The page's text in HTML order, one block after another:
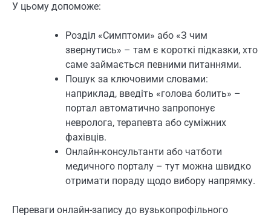
У цьому допоможе:
Розділ «Симптоми» або «З чим
звернутись» – там є короткі підказки, хто
саме займається певними питаннями.
Пошук за ключовими словами:
наприклад, введіть «голова болить» –
портал автоматично запропонує
невролога, терапевта або суміжних
фахівців.
Онлайн-консультанти або чатботи
медичного порталу – тут можна швидко
отримати пораду щодо вибору напрямку.
Переваги онлайн-запису до вузькопрофільного